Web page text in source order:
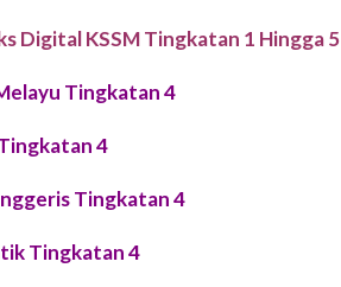
Digital KSSM Tingkatan 1 Hingga 5
Tingkatan 4
4
Tingkatan 4
Tingkatan 4